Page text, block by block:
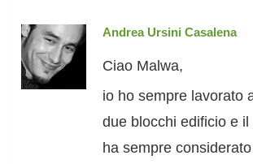
Andrea Ursini Casalena
Ciao Malwa,
io ho sempre lavorato
due blocchi edificio e il
ha sempre